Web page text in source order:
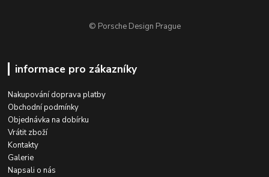
© Porsche Design Prague
informace pro zákazníky
Nakupování doprava platby
Obchodní podmínky
Objednávka na dobírku
Vrátit zboží
Kontakty
Galerie
Napsali o nás